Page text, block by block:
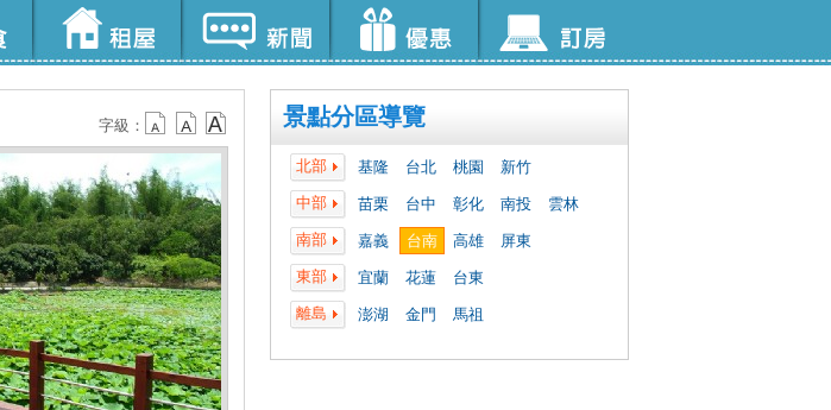
景點分區導覽
北部 基隆 台北 桃園
新竹
中部
苗栗 台中 彰化 南投
雲林
南部
嘉義 台南 高雄
屏東
東部
宜蘭 花蓮
台東
離島
澎湖 金門 馬祖
字級：